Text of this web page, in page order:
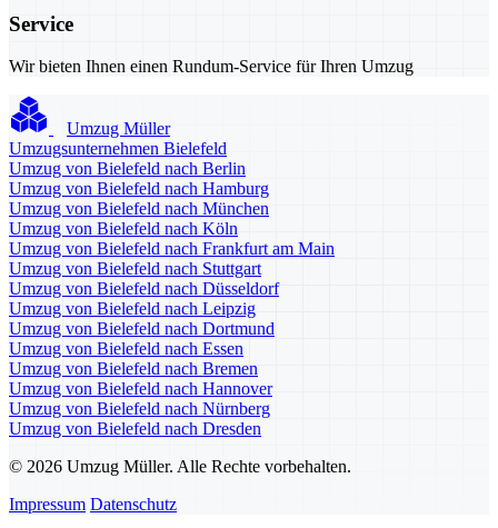
Service
Wir bieten Ihnen einen Rundum-Service für Ihren Umzug
Umzug Müller
Umzugsunternehmen Bielefeld
Umzug von Bielefeld nach Berlin
Umzug von Bielefeld nach Hamburg
Umzug von Bielefeld nach München
Umzug von Bielefeld nach Köln
Umzug von Bielefeld nach Frankfurt am Main
Umzug von Bielefeld nach Stuttgart
Umzug von Bielefeld nach Düsseldorf
Umzug von Bielefeld nach Leipzig
Umzug von Bielefeld nach Dortmund
Umzug von Bielefeld nach Essen
Umzug von Bielefeld nach Bremen
Umzug von Bielefeld nach Hannover
Umzug von Bielefeld nach Nürnberg
Umzug von Bielefeld nach Dresden
© 2026 Umzug Müller. Alle Rechte vorbehalten.
Impressum Datenschutz